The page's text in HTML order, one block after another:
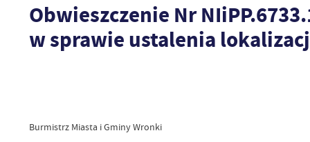
Obwieszczenie Nr
w sprawie ustalenia
Burmistrz Miasta i Gminy